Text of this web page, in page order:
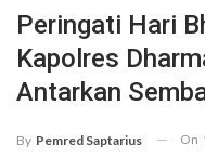
Peringati Hari
Kapolres
Antarkan
By Pemred Saptarius On